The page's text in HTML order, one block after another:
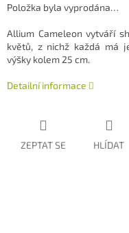
Položka byla vyprodána…
Allium Cameleon vytváří
květů, z nichž každá má
výšky kolem 25 cm.
Detailní informace
ZEPTAT SE HLÍDAT